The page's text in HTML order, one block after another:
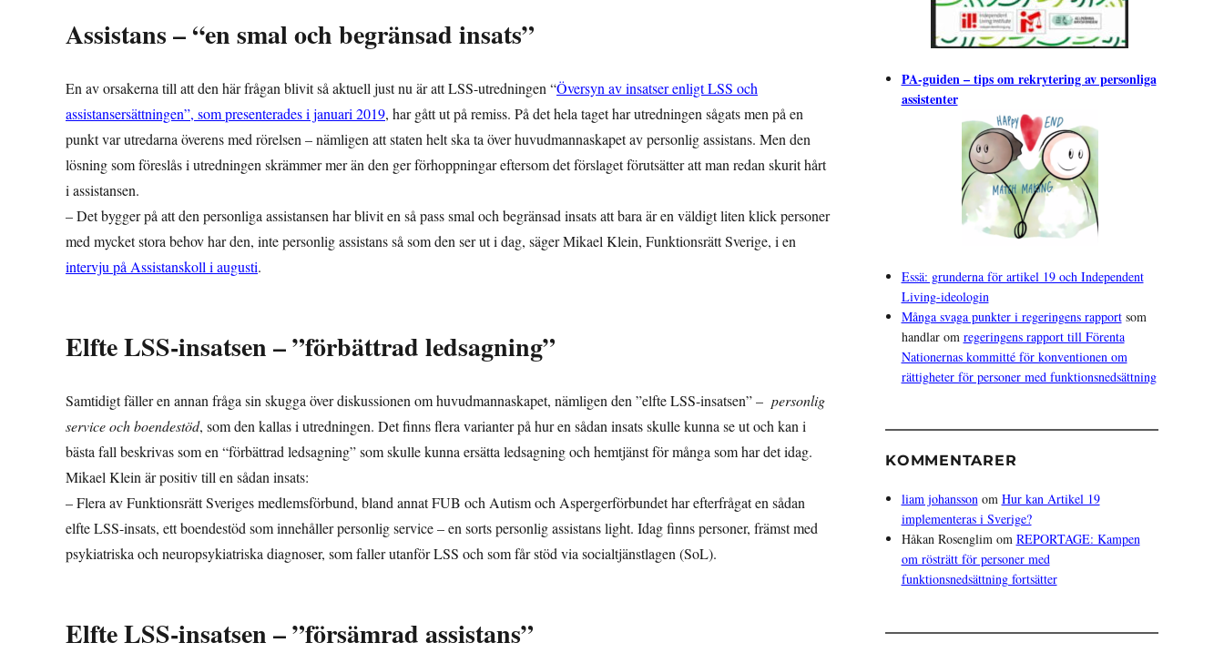
Assistans – “en smal och begränsad insats”
En av orsakerna till att den här frågan blivit så aktuell just nu är att LSS-utredningen “Översyn av insatser enligt LSS och
assistansersättningen”, som presenterades i januari 2019, har gått ut på remiss. På det hela taget har utredningen sågats men på en
punkt var utredarna överens med rörelsen – nämligen att staten helt ska ta över huvudmannaskapet av personlig assistans. Men den
lösning som föreslås i utredningen skrämmer mer än den ger förhoppningar eftersom det förslaget förutsätter att man redan skurit hårt
i assistansen.
– Det bygger på att den personliga assistansen har blivit en så pass smal och begränsad insats att bara är en väldigt liten klick personer
med mycket stora behov har den, inte personlig assistans så som den ser ut i dag, säger Mikael Klein, Funktionsrätt Sverige, i en
intervju på Assistanskoll i augusti.
Elfte LSS-insatsen – ”förbättrad ledsagning”
Samtidigt fäller en annan fråga sin skugga över diskussionen om huvudmannaskapet, nämligen den ”elfte LSS-insatsen” – personlig
service och boendestöd, som den kallas i utredningen. Det finns flera varianter på hur en sådan insats skulle kunna se ut och kan i
bästa fall beskrivas som en “förbättrad ledsagning” som skulle kunna ersätta ledsagning och hemtjänst för många som har det idag.
Mikael Klein är positiv till en sådan insats:
– Flera av Funktionsrätt Sveriges medlemsförbund, bland annat FUB och Autism och Aspergerförbundet har efterfrågat en sådan
elfte LSS-insats, ett boendestöd som innehåller personlig service – en sorts personlig assistans light. Idag finns personer, främst med
psykiatriska och neuropsykiatriska diagnoser, som faller utanför LSS och som får stöd via socialtjänstlagen (SoL).
Elfte LSS-insatsen – ”försämrad assistans”
PA-guiden – tips om rekrytering av personliga
assistenter
Essä: grunderna för artikel 19 och Independent
Living-ideologin
Många svaga punkter i regeringens rapportsom
handlar om regeringens rapport till Förenta
Nationernas kommitté för konventionen om
rättigheter för personer med funktionsnedsättning
KOMMENTARER
liam johanssonom Hur kan Artikel 19
implementeras i Sverige?
Håkan Rosenglimom REPORTAGE: Kampen
om rösträtt för personer med
funktionsnedsättning fortsätter